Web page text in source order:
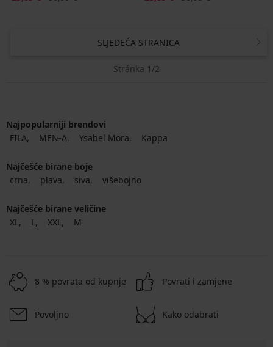
SLJEDEĆA STRANICA
Stránka 1/2
Najpopularniji brendovi
FILA
MEN-A Ysabel Mora Kappa
Najčešće birane boje
crna
plava siva višebojno
Najčešće birane veličine
XL
L XXL M
8 % povrata od kupnje Povrati i zamjene
Povoljno Kako odabrati